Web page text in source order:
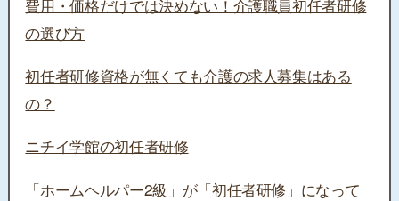
費用・価格だけでは決めない！介護職員初任者研修
の選び方
初任者研修資格が無くても介護の求人募集はある
の？
ニチイ学館の初任者研修
「ホームヘルパー2級」が「初任者研修」になって